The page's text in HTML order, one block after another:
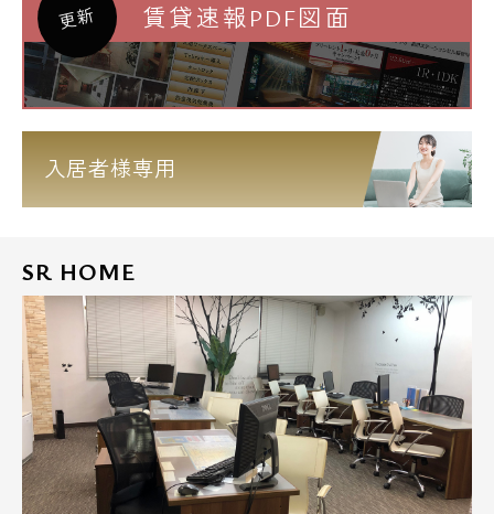
更新 賃貸速報PDF図面
入居者様専用
SR HOME